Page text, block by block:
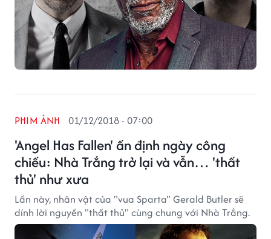
'Angel Has Fallen' ấn định ngày công
chiếu: Nhà Trắng trở lại và vẫn… 'thất
thủ' như xưa
PHIM ẢNH 01/12/2018 - 07:00
Lần này, nhân vật của "vua Sparta" Gerald Butler sẽ
dính lời nguyền "thất thủ" cùng chung với Nhà Trắng.